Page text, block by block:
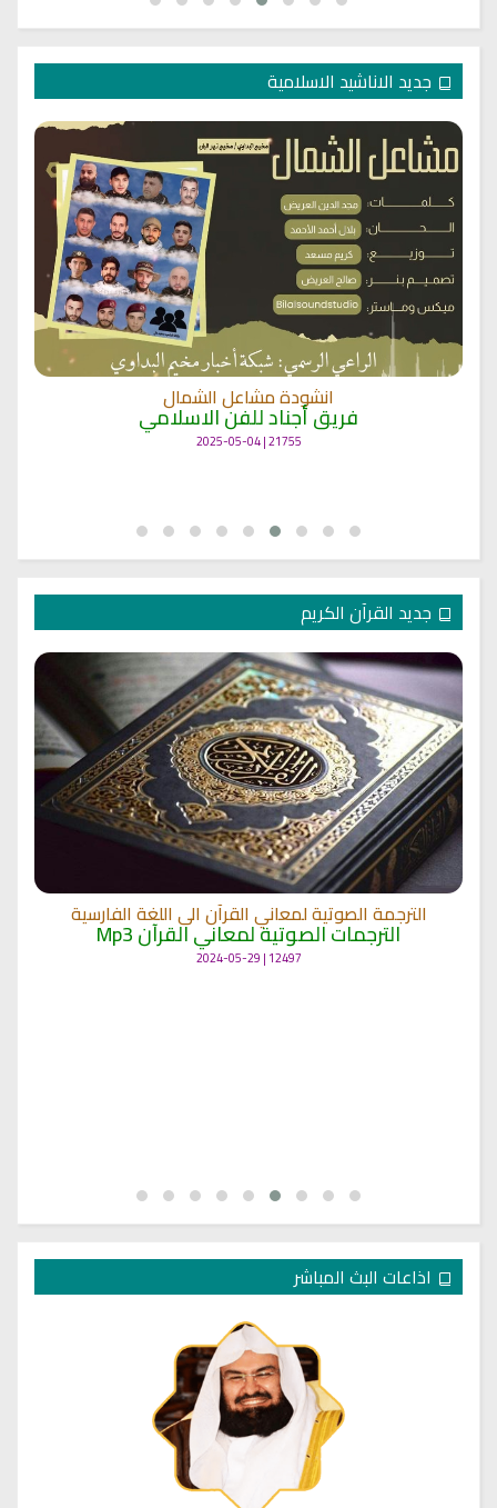
جديد الاناشيد الاسلامية
انشودة مشاعل الشمال
فريق أجناد للفن الاسلامي
21755 | 2025-05-04
جديد القرآن الكريم
الترجمة الصوتية لمعاني القرآن الى اللغة الفارسية
الترجمات الصوتية لمعاني القرآن Mp3
12497 | 2024-05-29
اذاعات البث المباشر